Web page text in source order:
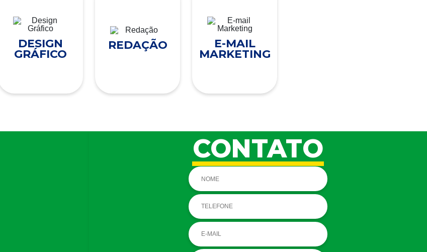
DESIGN
GRÁFICO
REDAÇÃO E-MAIL
MARKETING
CONTATO